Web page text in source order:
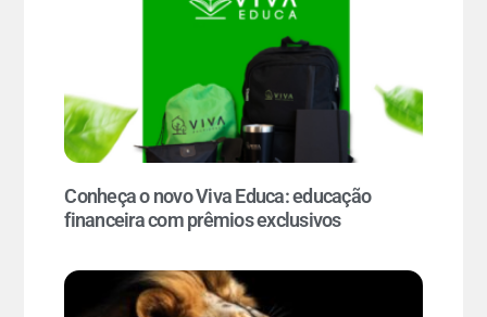
Conheça o novo Viva Educa: educação
financeira com prêmios exclusivos